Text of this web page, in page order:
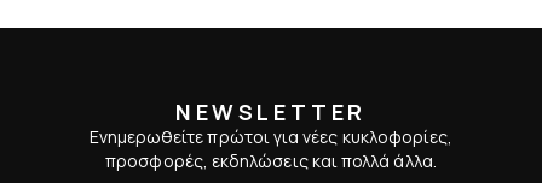
NEWSLETTER
Ενημερωθείτε πρώτοι για νέες κυκλοφορίες,
προσφορές, εκδηλώσεις και πολλά άλλα.